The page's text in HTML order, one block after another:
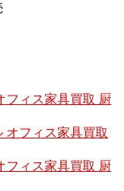
フィス家具買取 厨
オフィス家具買取
フィス家具買取 厨